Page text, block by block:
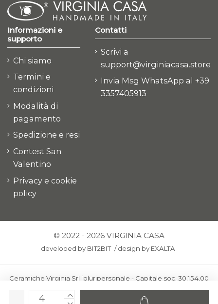
Informazioni e
supporto
Chi siamo
Termini e
condizioni
Modalità di
pagamento
Spedizione e resi
Contest San
Valentino
Privacy e cookie
policy
Contatti
Scrivi a
support@virginiacasa.store
Invia Msg WhatsApp al +39
3357405913
© 2022 - 2026 VIRGINIA CASA
developed by BIT2BIT /design by EXALTA
Ceramiche Virginia Srl [pluripersonale - Capitale soc. 30.154,00
euro i.v.] - Via Virginio 378 – 50025 Montespertoli, loc. Anselmo